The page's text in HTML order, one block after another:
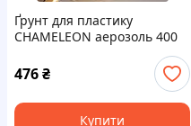
Ґрунт для пластику
CHAMELEON аерозоль 400
476₴
Купити